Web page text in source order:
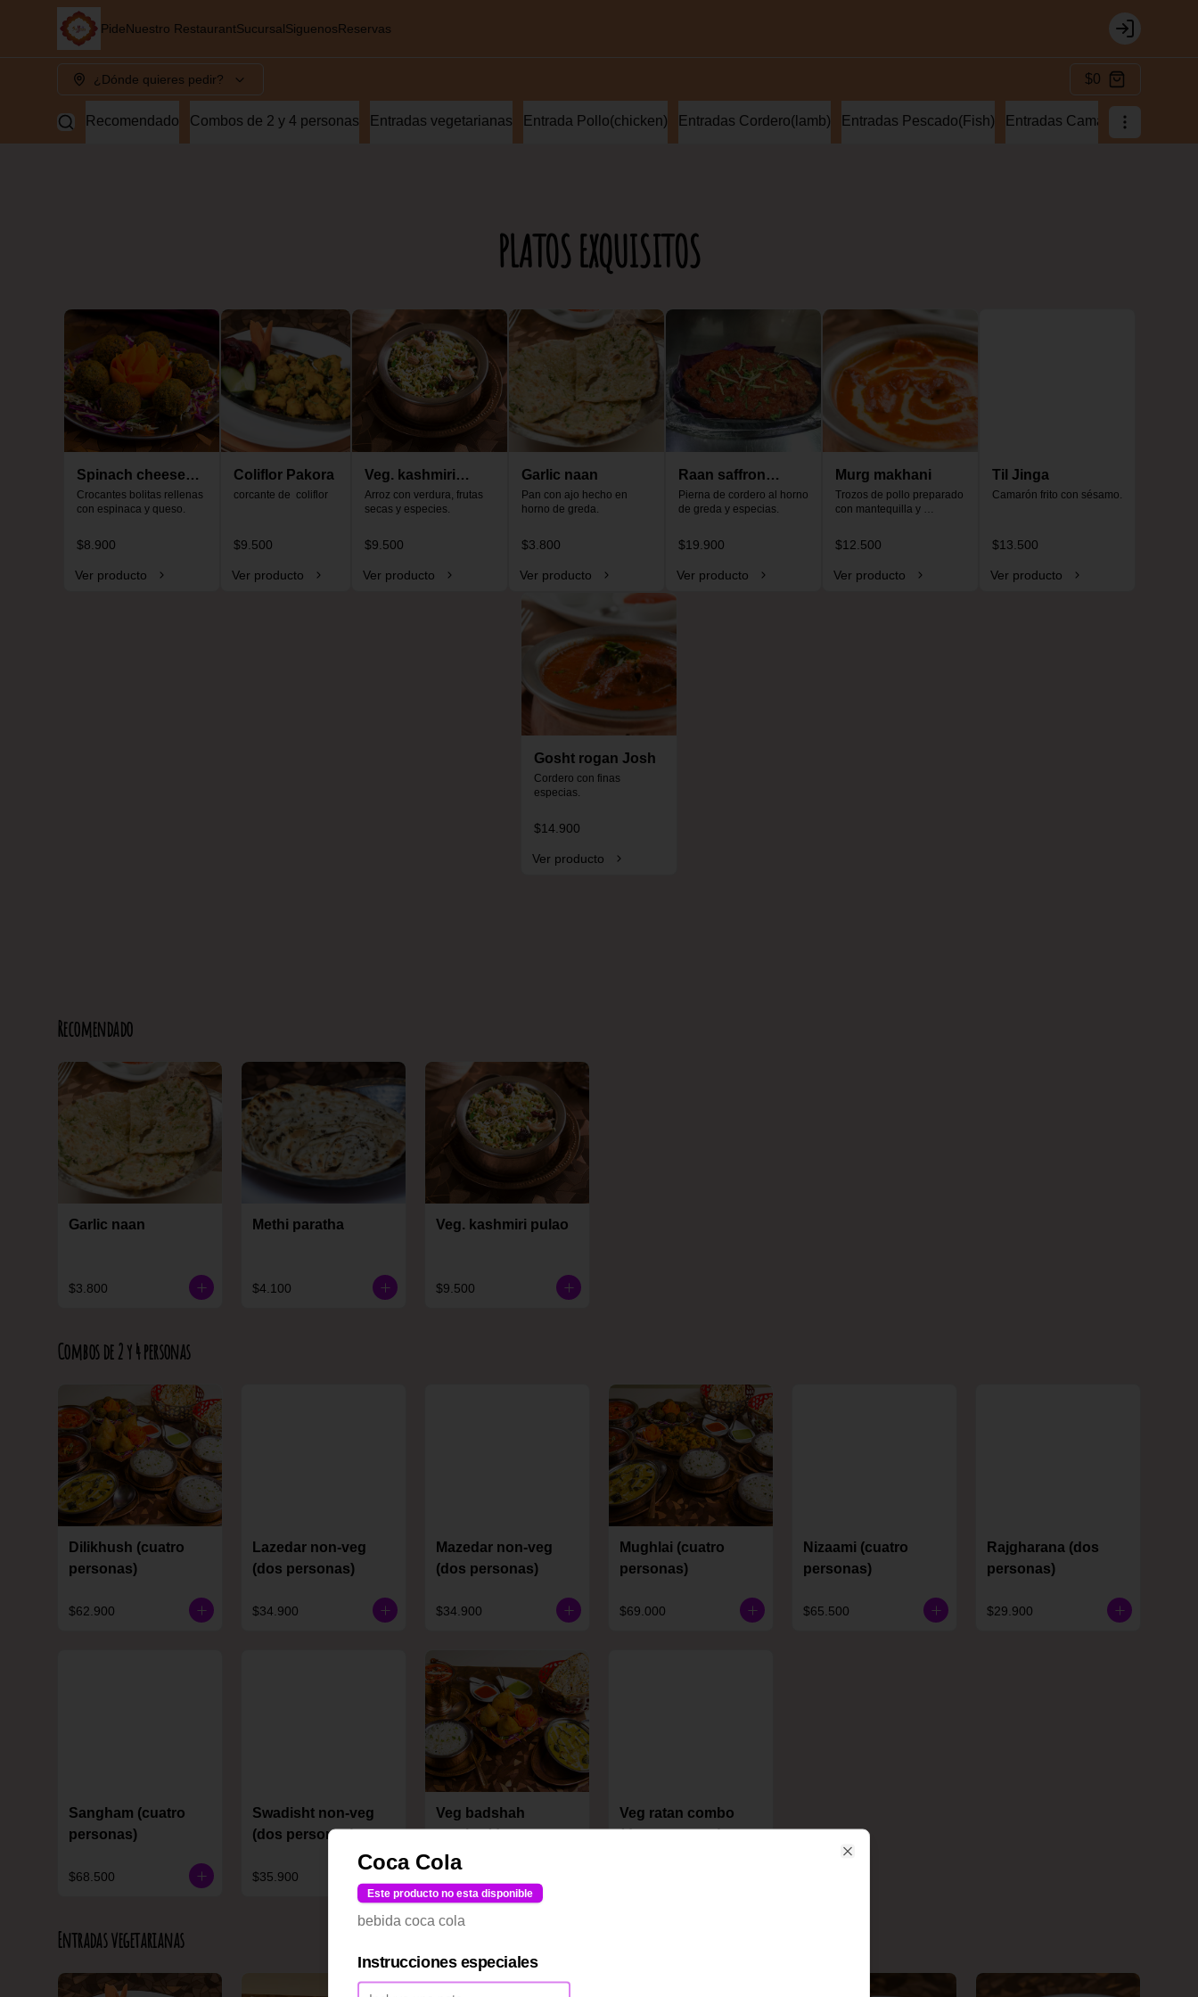
PideNuestro RestaurantSucursalSiguenosReservas
Login
¿Dónde quieres pedir? $0
Recomendado Combos de 2 y 4 personas Entradas vegetarianas Entrada Pollo(chicken) Entradas Cordero(lamb) Entradas Pescado(Fish) Entradas Camaron(Prawns)
PLATOS EXQUISITOS
Spinach cheese
ball
Crocantes bolitas rellenas
con espinaca y queso.
$8.900
Ver producto
Coliflor Pakora
corcante de  coliflor
$9.500
Ver producto
Veg. kashmiri
pulao
Arroz con verdura, frutas
secas y especies.
$9.500
Ver producto
Garlic naan
Pan con ajo hecho en
horno de greda.
$3.800
Ver producto
Raan saffron
special
Pierna de cordero al horno
de greda y especias.
$19.900
Ver producto
Murg makhani
Trozos de pollo preparado
con mantequilla y
niños, no es picante.
$12.500
Ver producto
Til Jinga
Camarón frito con sésamo.
$13.500
Ver producto
Gosht rogan Josh
Cordero con finas
especias.
$14.900
Ver producto
Recomendado
Garlic naan
$3.800
Methi paratha
$4.100
Veg. kashmiri pulao
$9.500
Combos de 2 y 4 personas
Dilikhush (cuatro
personas)
$62.900
Lazedar non-veg
(dos personas)
$34.900
Mazedar non-veg
(dos personas)
$34.900
Mughlai (cuatro
personas)
$69.000
Nizaami (cuatro
personas)
$65.500
Rajgharana (dos
personas)
$29.900
Sangham (cuatro
personas)
$68.500
Swadisht non-veg
(dos personas)
$35.900
Veg badshah
combo (dos
personas)
Veg ratan combo
(dos personas)
Entradas vegetarianas
Coca Cola
Este producto no esta disponible
bebida coca cola
Instrucciones especiales